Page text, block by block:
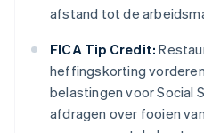
afstand tot de
FICA Tip Credit:
heffingskorting
belastingen voor Social
afdragen over fooien